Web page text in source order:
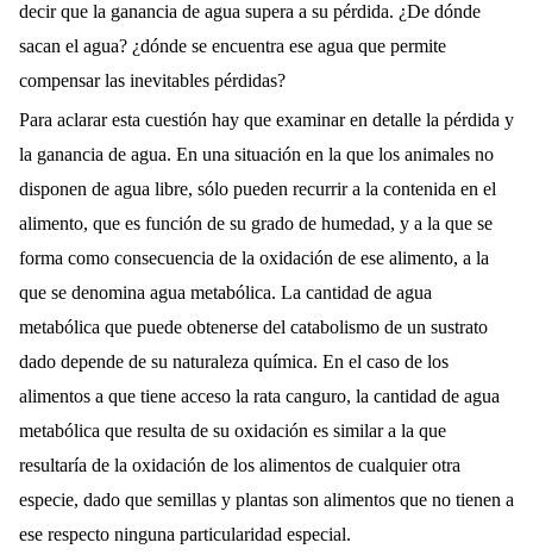
decir que la ganancia de agua supera a su pérdida. ¿De dónde
sacan el agua? ¿dónde se encuentra ese agua que permite
compensar las inevitables pérdidas?
Para aclarar esta cuestión hay que examinar en detalle la pérdida y
la ganancia de agua. En una situación en la que los animales no
disponen de agua libre, sólo pueden recurrir a la contenida en el
alimento, que es función de su grado de humedad, y a la que se
forma como consecuencia de la oxidación de ese alimento, a la
que se denomina agua metabólica. La cantidad de agua
metabólica que puede obtenerse del catabolismo de un sustrato
dado depende de su naturaleza química. En el caso de los
alimentos a que tiene acceso la rata canguro, la cantidad de agua
metabólica que resulta de su oxidación es similar a la que
resultaría de la oxidación de los alimentos de cualquier otra
especie, dado que semillas y plantas son alimentos que no tienen a
ese respecto ninguna particularidad especial.